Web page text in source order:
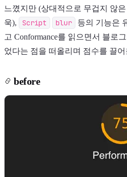
느꼈지만 (상대적으로 무겁지 않
욱),
Script blur
등의 기능은
고 Conformance를 읽으면서 블로
었다는 점을 떠올리며 점수를 끌
before